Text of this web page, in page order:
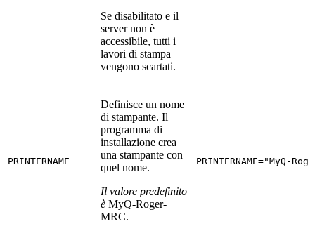
Se disabilitato e il
server non è
accessibile, tutti i
lavori di stampa
vengono scartati.
PRINTERNAME
Definisce un nome
di stampante. Il
programma di
installazione crea
una stampante con
quel nome.
Il valore predefinito
è MyQ-Roger-
MRC.
PRINTERNAME="MyQ-